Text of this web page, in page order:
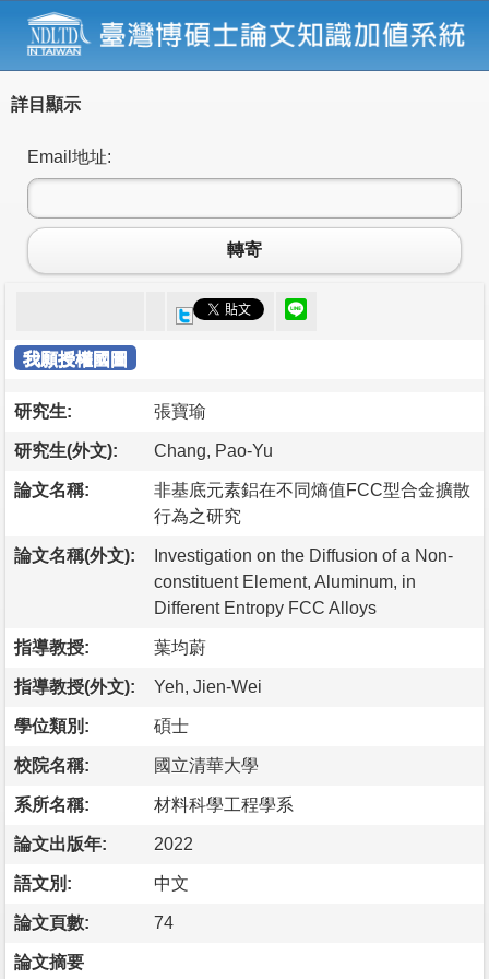
詳目顯示
Email地址:
轉寄
我願授權國圖
研究生: 張寶瑜
研究生(外文): Chang, Pao-Yu
論文名稱:
非基底元素鋁在不同熵值FCC型合金擴散
行為之研究
論文名稱(外文):
Investigation on the Diffusion of a Non-
constituent Element, Aluminum, in
Different Entropy FCC Alloys
指導教授: 葉均蔚
指導教授(外文): Yeh, Jien-Wei
學位類別: 碩士
校院名稱: 國立清華大學
系所名稱: 材料科學工程學系
論文出版年: 2022
語文別: 中文
論文頁數: 74
論文摘要